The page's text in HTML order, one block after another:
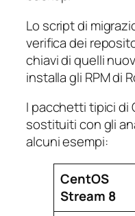
Lo script di
verifica dei
chiavi di quelli
installa gli RPM di
I pacchetti tipici di
sostituiti con gli
alcuni esempi:
CentOS
Stream 8